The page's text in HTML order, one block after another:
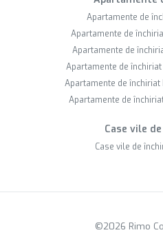
Apartamente de
Apartamente de
Apartamente de
Apartamente de
Apartamente de
Apartamente de
Case vile
Case vile de
©2026 Rimo